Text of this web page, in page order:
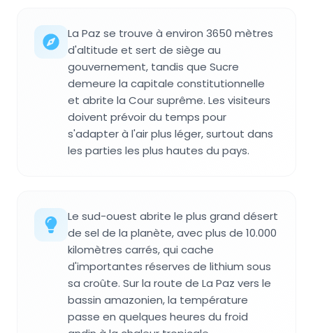
La Paz se trouve à environ 3650 mètres
d'altitude et sert de siège au
gouvernement, tandis que Sucre
demeure la capitale constitutionnelle
et abrite la Cour suprême. Les visiteurs
doivent prévoir du temps pour
s'adapter à l'air plus léger, surtout dans
les parties les plus hautes du pays.
Le sud-ouest abrite le plus grand désert
de sel de la planète, avec plus de 10.000
kilomètres carrés, qui cache
d'importantes réserves de lithium sous
sa croûte. Sur la route de La Paz vers le
bassin amazonien, la température
passe en quelques heures du froid